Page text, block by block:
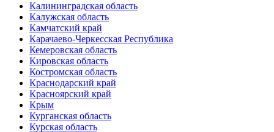
Калининградская область
Калужская область
Камчатский край
Карачаево-Черкесская Республика
Кемеровская область
Кировская область
Костромская область
Краснодарский край
Красноярский край
Крым
Курганская область
Курская область